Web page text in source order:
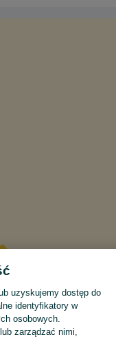
uzyskujemy dostęp do
identyfikatory w
osobowych.
zarządzać nimi,